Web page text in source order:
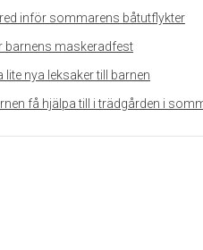
inför sommarens båtutflykter
barnens maskeradfest
lite nya leksaker till barnen
få hjälpa till i trädgården i